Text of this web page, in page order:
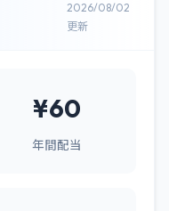
2026/08/02
更新
¥60
年間配当